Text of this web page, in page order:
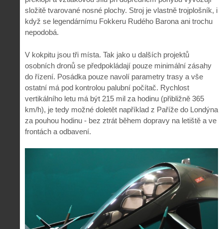
složitě tvarované nosné plochy. Stroj je vlastně trojplošník, i
když se legendárnímu Fokkeru Rudého Barona ani trochu
nepodobá.
V kokpitu jsou tři místa. Tak jako u dalších projektů
osobních dronů se předpokládají pouze minimální zásahy
do řízení. Posádka pouze navolí parametry trasy a vše
ostatní má pod kontrolou palubní počítač. Rychlost
vertikálního letu má být 215 mil za hodinu (přibližně 365
km/h), je tedy možné doletět například z Paříže do Londýna
za pouhou hodinu - bez ztrát během dopravy na letiště a ve
frontách a odbavení.